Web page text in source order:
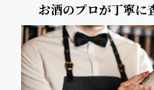
お酒のプロが丁寧に